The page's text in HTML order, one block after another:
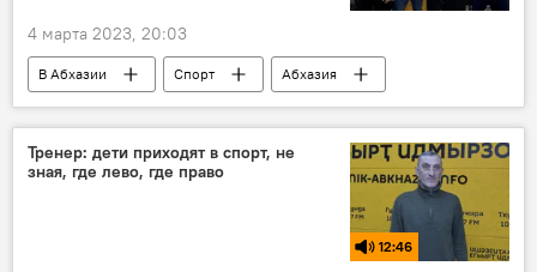
4 марта 2023, 20:03
В Абхазии Спорт
Абхазия
Новости
Тренер: дети приходят в спорт, не
зная, где лево, где право
12:46